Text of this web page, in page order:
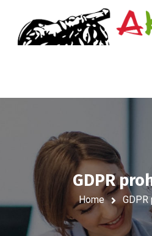
GDPR
Home GDPR